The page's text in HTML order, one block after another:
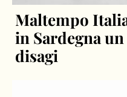
Maltempo
in Sardegna
disagi